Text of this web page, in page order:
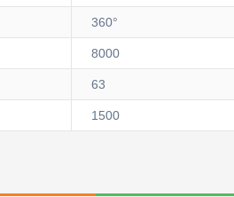
360°
8000
63
1500